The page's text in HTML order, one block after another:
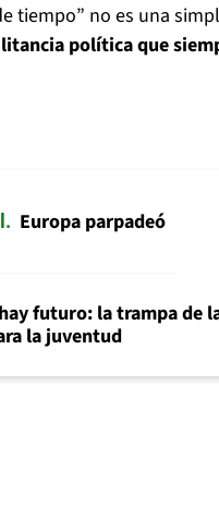
tiempo” no es una
política que
Europa parpadeó
futuro: la trampa de
la juventud